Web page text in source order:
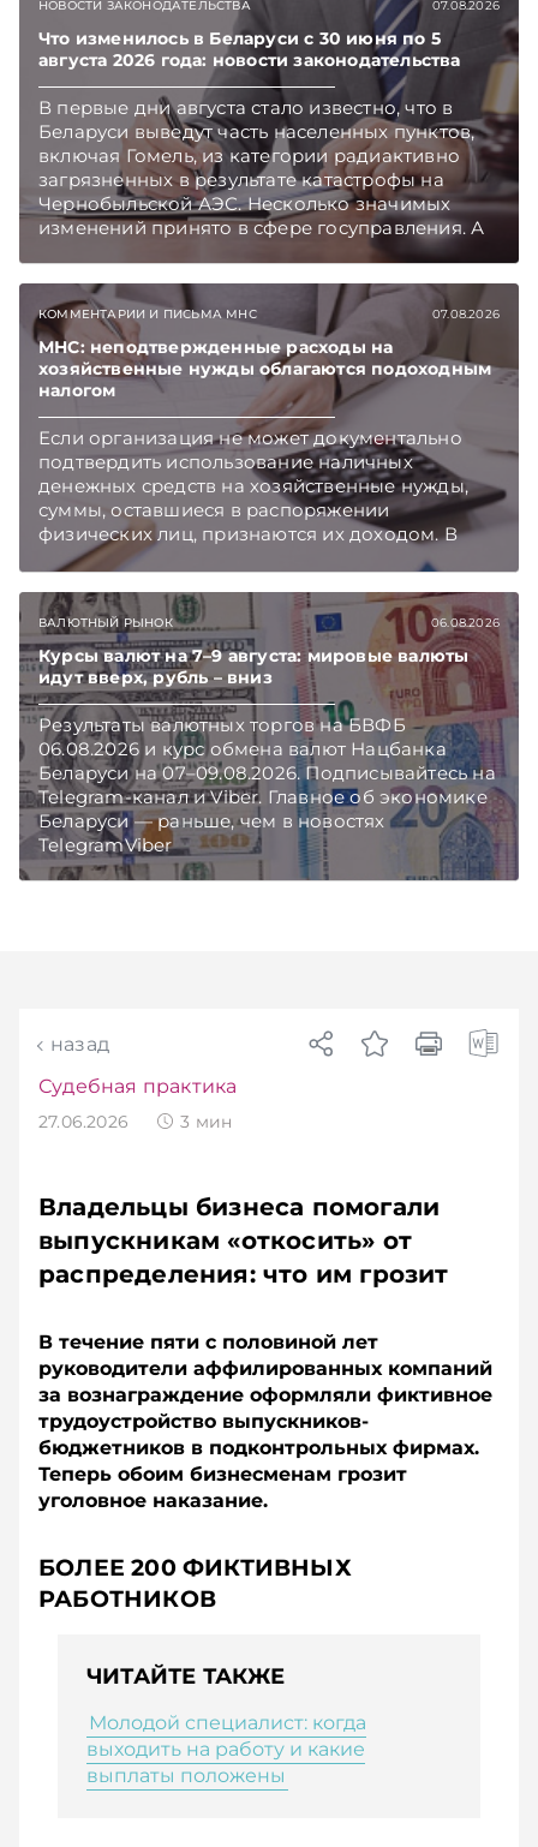
НОВОСТИ ЗАКОНОДАТЕЛЬСТВА 07.08.2026
Что изменилось в Беларуси с 30 июня по 5
августа 2026 года: новости законодательства
В первые дни августа стало известно, что в
Беларуси выведут часть населенных пунктов,
включая Гомель, из категории радиактивно
загрязненных в результате катастрофы на
Чернобыльской АЭС. Несколько значимых
изменений принято в сфере госуправления. А
бизнесу вновь дали надежду на сокращение
который приходится изучать ежегодно.
Очередные меры по оптимизации
нормотворчества предусмотрены в
постановлении Совмина. Подписывайтесь на
Telegram‑канал и Viber. Главное об экономике
Беларуси — раньше, чем в новостях
TelegramViber
КОММЕНТАРИИ И ПИСЬМА МНС 07.08.2026
МНС: неподтвержденные расходы на
хозяйственные нужды облагаются подоходным
налогом
Если организация не может документально
подтвердить использование наличных
денежных средств на хозяйственные нужды,
суммы, оставшиеся в распоряжении
физических лиц, признаются их доходом. В
этом случае организация как налоговый агент
бюджет подоходный налог, напоминает МНС.
ВАЛЮТНЫЙ РЫНОК 06.08.2026
Курсы валют на 7–9 августа: мировые валюты
идут вверх, рубль – вниз
Результаты валютных торгов на БВФБ
06.08.2026 и курс обмена валют Нацбанка
Беларуси на 07–09.08.2026. Подписывайтесь на
Telegram‑канал и Viber. Главное об экономике
Беларуси — раньше, чем в новостях
TelegramViber
назад
Судебная практика
27.06.2026 3 мин
Владельцы бизнеса помогали
выпускникам «откосить» от
распределения: что им грозит
В течение пяти с половиной лет
руководители аффилированных компаний
за вознаграждение оформляли фиктивное
трудоустройство выпускников-
бюджетников в подконтрольных фирмах.
Теперь обоим бизнесменам грозит
уголовное наказание.
БОЛЕЕ 200 ФИКТИВНЫХ
РАБОТНИКОВ
ЧИТАЙТЕ ТАКЖЕ
Молодой специалист: когда
выходить на работу и какие
выплаты положены